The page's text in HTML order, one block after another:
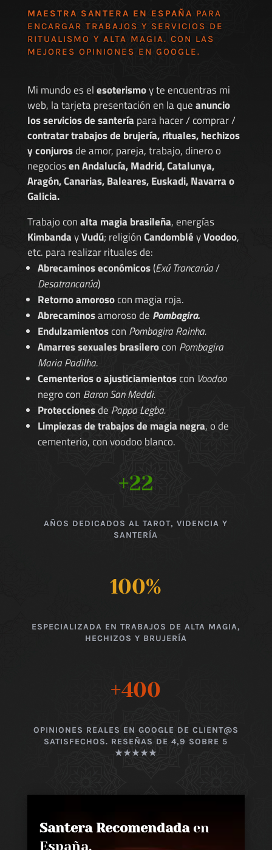
MAESTRA SANTERA EN ESPAÑA PARA
ENCARGAR TRABAJOS Y SERVICIOS DE
RITUALISMO Y ALTA MAGIA. CON LAS
MEJORES OPINIONES EN GOOGLE.
Mi mundo es elesoterismoy te encuentras mi
web, la tarjeta presentación en la queanuncio
los servicios de santería para hacer / comprar /
contratar trabajos de brujería, rituales, hechizos
y conjurosde amor, pareja, trabajo, dinero o
negociosen Andalucía, Madrid, Catalunya,
Aragón, Canarias, Baleares, Euskadi, Navarra o
Galicia.
Trabajo conalta magia brasileña, energías
KimbandayVudú; religiónCandombléyVoodoo,
etc. para realizar rituales de:
Abrecaminos económicos(Exú Trancarúa/
Desatrancarúa)
Retorno amorosocon magia roja.
Abrecaminosamoroso de Pombagira.
Endulzamientoscon Pombagira Rainha.
Amarres sexuales brasilerocon Pombagira
Maria Padilha.
Cementerios o ajusticiamientoscon Voodoo
negro con Baron San Meddi.
Proteccionesde Pappa Legba.
Limpiezas de trabajos de magia negra, o de
cementerio, con voodoo blanco.
+22
AÑOS DEDICADOS AL TAROT, VIDENCIA Y
SANTERÍA
100%
ESPECIALIZADA EN TRABAJOS DE ALTA MAGIA,
HECHIZOS Y BRUJERÍA
+400
OPINIONES REALES EN GOOGLE DE CLIENT@S
SATISFECHOS. RESEÑAS DE 4,9 SOBRE 5
★★★★★
Santera Recomendadaen
España,